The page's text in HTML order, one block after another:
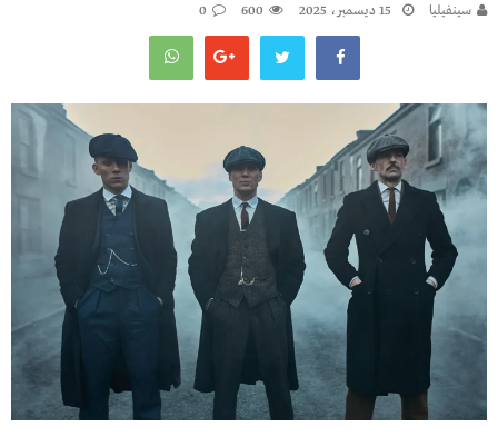
سينفيليا 15 ديسمبر، 2025 600
0